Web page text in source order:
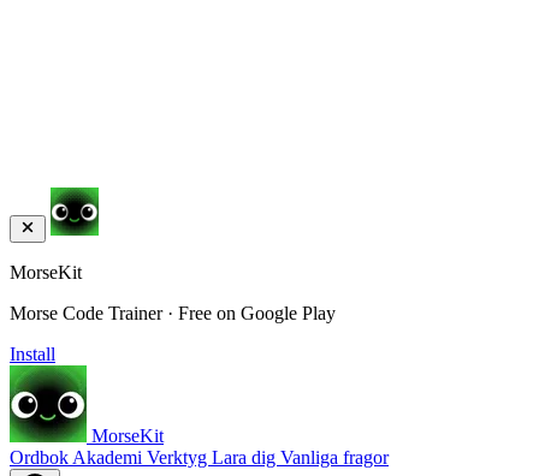
MorseKit
Morse Code Trainer · Free on Google Play
Install
MorseKit
Ordbok Akademi Verktyg Lara dig Vanliga fragor